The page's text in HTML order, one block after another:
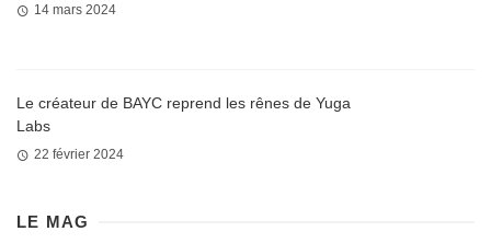
14 mars 2024
Le créateur de BAYC reprend les rênes de Yuga
Labs
22 février 2024
LE MAG